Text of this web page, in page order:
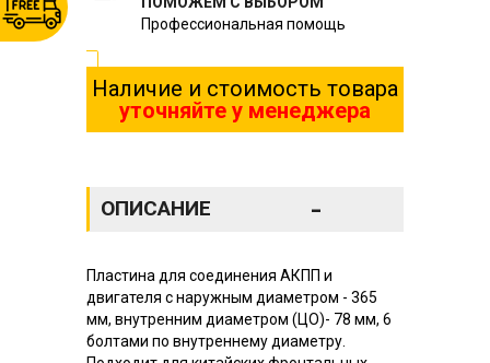
Профессиональная помощь
Наличие и стоимость товара
уточняйте у менеджера
ОПИСАНИЕ -
Пластина для соединения АКПП и
двигателя с наружным диаметром - 365
мм, внутренним диаметром (ЦО)- 78 мм, 6
болтами по внутреннему диаметру.